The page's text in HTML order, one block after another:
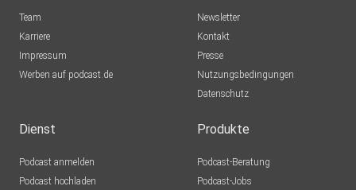
Team
Karriere
Impressum
Werben auf podcast.de
Newsletter
Kontakt
Presse
Nutzungsbedingungen
Datenschutz
Dienst
Podcast anmelden
Podcast hochladen
Produkte
Podcast-Beratung
Podcast-Jobs